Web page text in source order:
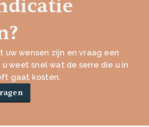
uw wensen zijn en vraag een
weet snel wat de serre die u in
gaat kosten.